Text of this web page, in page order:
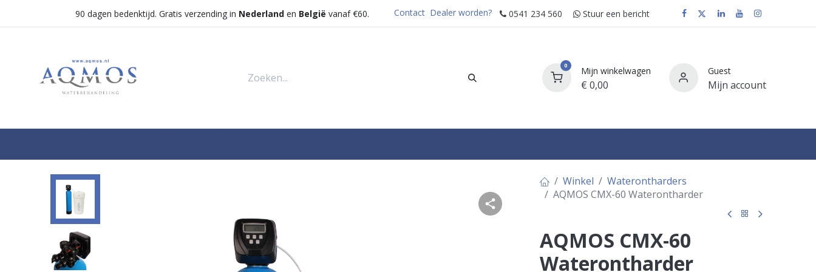
90 dagen bedenktijd. Gratis verzending in Nederlanden België vanaf €60. Contact Dealer worden? 0541 234 560 Stuur e​​​​en bericht
0 Mijn winkelwagen
€ 0,00
Guest
Mijn account
Winkel
Waterontharders
AQMOS CMX-60 Waterontharder
AQMOS CMX-60
Waterontharder